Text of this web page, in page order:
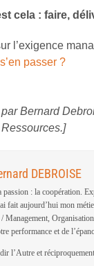
cela : faire,
l’exigence
passer ?
Bernard
.]
DEBROISE
passion : la coopération.
fait aujourd’hui mon
Management,
performance et de
l’Autre et